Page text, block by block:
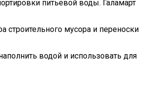
питьевой воды. Галамарт
строительного мусора и переноски
водой и использовать для